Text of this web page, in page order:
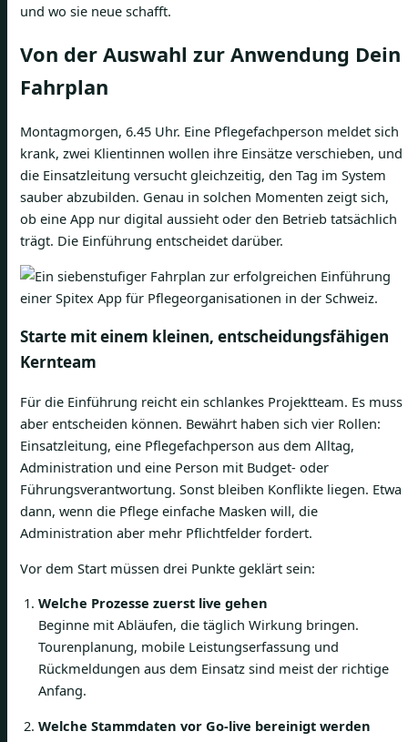
und wo sie neue schafft.
Von der Auswahl zur Anwendung Dein
Fahrplan
Montagmorgen, 6.45 Uhr. Eine Pflegefachperson meldet sich
krank, zwei Klientinnen wollen ihre Einsätze verschieben, und
die Einsatzleitung versucht gleichzeitig, den Tag im System
sauber abzubilden. Genau in solchen Momenten zeigt sich,
ob eine App nur digital aussieht oder den Betrieb tatsächlich
trägt. Die Einführung entscheidet darüber.
Starte mit einem kleinen, entscheidungsfähigen
Kernteam
Für die Einführung reicht ein schlankes Projektteam. Es muss
aber entscheiden können. Bewährt haben sich vier Rollen:
Einsatzleitung, eine Pflegefachperson aus dem Alltag,
Administration und eine Person mit Budget- oder
Führungsverantwortung. Sonst bleiben Konflikte liegen. Etwa
dann, wenn die Pflege einfache Masken will, die
Administration aber mehr Pflichtfelder fordert.
Vor dem Start müssen drei Punkte geklärt sein:
Welche Prozesse zuerst live gehen
Beginne mit Abläufen, die täglich Wirkung bringen.
Tourenplanung, mobile Leistungserfassung und
Rückmeldungen aus dem Einsatz sind meist der richtige
Anfang.
Welche Stammdaten vor Go-live bereinigt werden